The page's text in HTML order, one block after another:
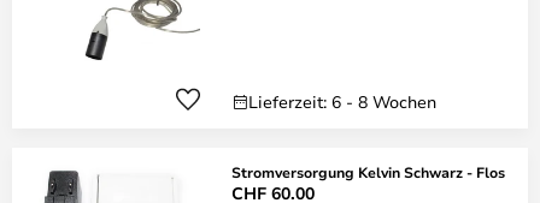
Lieferzeit: 6 - 8 Wochen
Stromversorgung Kelvin Schwarz - Flos
CHF 60.00